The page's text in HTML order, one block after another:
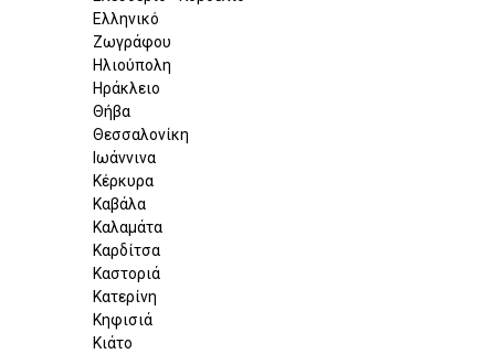
Ελληνικό
Ζωγράφου
Ηλιούπολη
Ηράκλειο
Θήβα
Θεσσαλονίκη
Ιωάννινα
Κέρκυρα
Καβάλα
Καλαμάτα
Καρδίτσα
Καστοριά
Κατερίνη
Κηφισιά
Κιάτο